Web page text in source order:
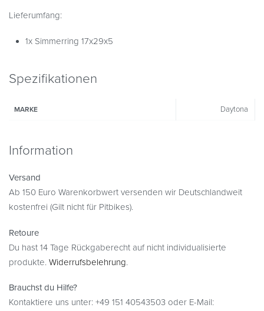
Lieferumfang:
1x Simmerring 17x29x5
Spezifikationen
MARKE Daytona
Information
Versand
Ab 150 Euro Warenkorbwert versenden wir Deutschlandweit
kostenfrei (Gilt nicht für Pitbikes).
Retoure
Du hast 14 Tage Rückgaberecht auf nicht individualisierte
produkte. Widerrufsbelehrung.
Brauchst du Hilfe?
Kontaktiere uns unter: +49 151 40543503 oder E-Mail: